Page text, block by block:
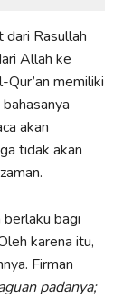
dari Rasullah
Allah ke
memiliki
akan
tidak akan
bagi
karena itu,
Firman
padanya;